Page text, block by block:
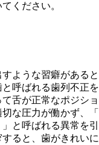
ください。
ような習癖がある
呼ばれる歯列不正を
舌が正常なポジシ
な圧力が働かず、
と呼ばれる異常を
ると、歯がきれい